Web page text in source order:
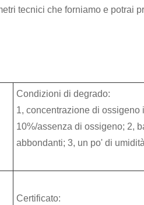
tecnici che forniamo e potrai
Condizioni di degrado:
1, concentrazione di ossigeno
10%/assenza di ossigeno; 2,
abbondanti; 3, un po' di umidità
Certificato: